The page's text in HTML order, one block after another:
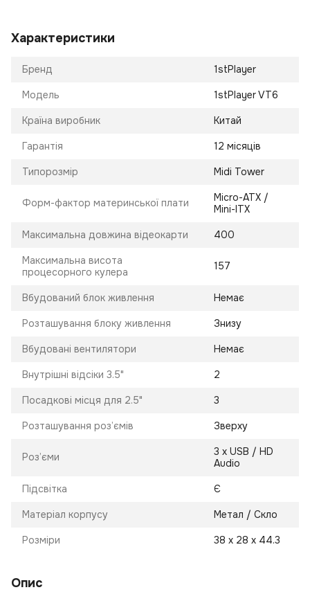
Характеристики
Бренд 1stPlayer
Модель 1stPlayer VT6
Країна виробник Китай
Гарантія 12 місяців
Типорозмір Midi Tower
Форм-фактор материнської плати
Micro-ATX /
Mini-ITX
Максимальна довжина відеокарти 400
Максимальна висота
процесорного кулера
157
Вбудований блок живлення Немає
Розташування блоку живлення Знизу
Вбудовані вентилятори Немає
Внутрішні відсіки 3.5" 2
Посадкові місця для 2.5" 3
Розташування роз’ємів Зверху
Роз’єми
3 х USB / HD
Audio
Підсвітка Є
Матеріал корпусу Метал / Скло
Розміри 38 х 28 х 44.3
Опис